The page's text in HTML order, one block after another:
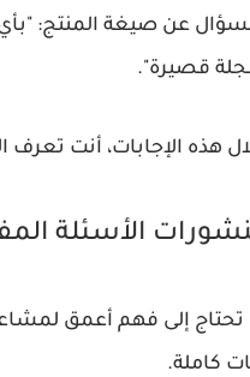
عن صيغة المنتج:
قصيرة".
هذه الإجابات، أنت
تحتاج إلى فهم أعمق
كاملة.